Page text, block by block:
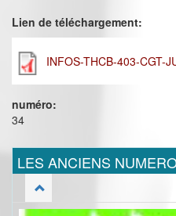
Lien de téléchargement:
INFOS-THCB-403-CGT-
numéro:
34
LES ANCIENS